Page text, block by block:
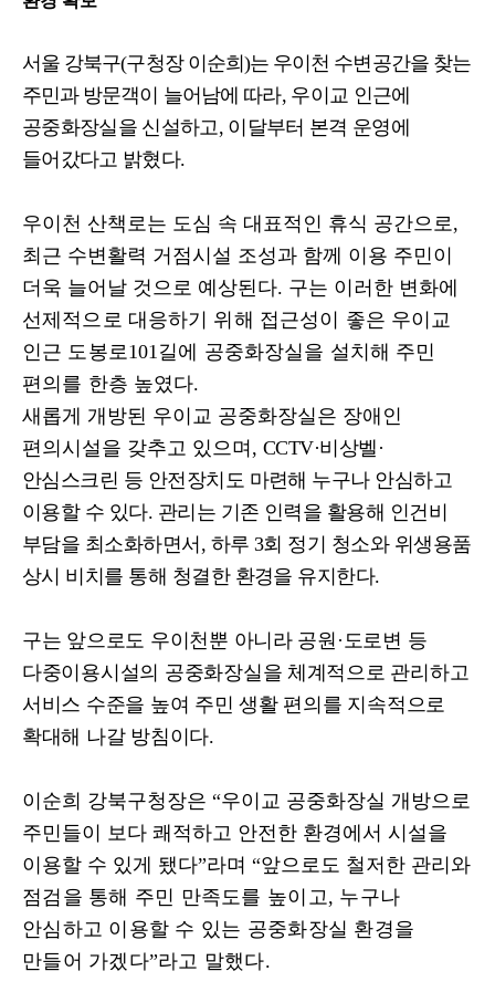
서울 강북구(구청장 이순희 )는 우이천 수변공간을 찾는
주민과 방문객이 늘어남에 따라, 우이교 인근에
공중화장실을 신설하고, 이달부터 본격 운영에
들어갔다고 밝혔다.
우이천 산책로는 도심 속 대표적인 휴식 공간으로,
최근 수변활력 거점시설 조성과 함께 이용 주민이
더욱 늘어날 것으로 예상된다. 구는 이러한 변화에
선제적으로 대응하기 위해 접근성이 좋은 우이교
인근 도봉로101길에 공중화장실을 설치해 주민
편의를 한층 높였다.
새롭게 개방된 우이교 공중화장실은 장애인
편의시설을 갖추고 있으며 , CCTV·비상벨 ·
안심스크린 등 안전장치도 마련해 누구나 안심하고
이용할 수 있다. 관리는 기존 인력을 활용해 인건비
부담을 최소화하면서 , 하루3회 정기 청소와 위생용품
상시 비치를 통해 청결한 환경을 유지한다.
구는 앞으로도 우이천뿐 아니라 공원 ·도로변 등
다중이용시설의 공중화장실을 체계적으로 관리하고
서비스 수준을 높여 주민 생활 편의를 지속적으로
확대해 나갈 방침이다.
이순희 강북구청장은 “우이교 공중화장실 개방으로
주민들이 보다 쾌적하고 안전한 환경에서 시설을
이용할 수 있게 됐다”라며 “앞으로도 철저한 관리와
점검을 통해 주민 만족도를 높이고, 누구나
안심하고 이용할 수 있는 공중화장실 환경을
만들어 가겠다”라고 말했다.